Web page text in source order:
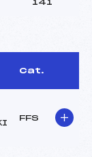
141
Cat.
FFS